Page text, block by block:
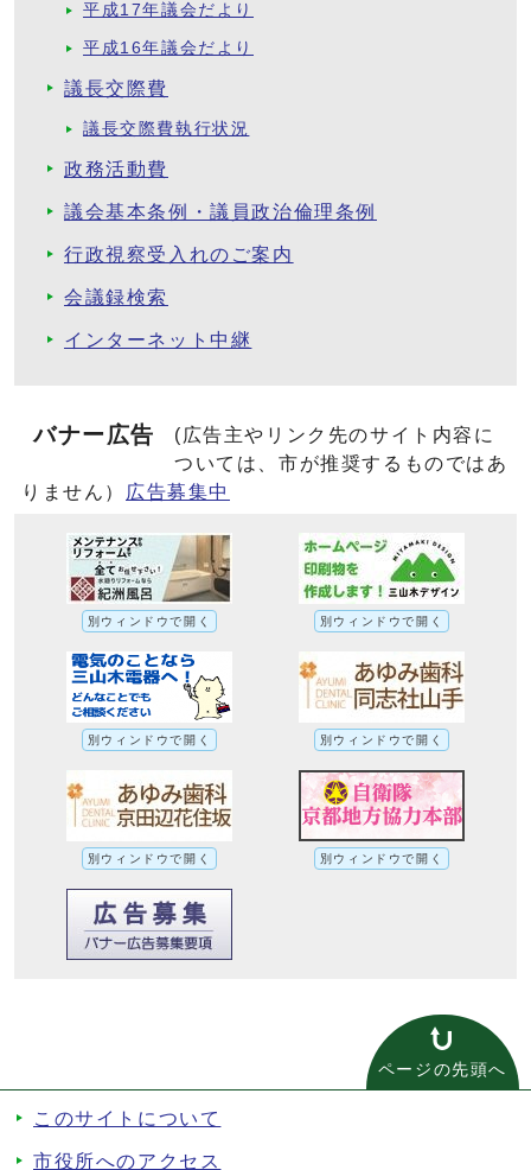
平成17年議会だより
平成16年議会だより
議長交際費
議長交際費執行状況
政務活動費
議会基本条例・議員政治倫理条例
行政視察受入れのご案内
会議録検索
インターネット中継
バナー広告
(広告主やリンク先のサイト内容に
ついては、市が推奨するものではあ
りません）
広告募集中
別ウィンドウで開く 別ウィンドウで開く
別ウィンドウで開く 別ウィンドウで開く
別ウィンドウで開く 別ウィンドウで開く
ページの先頭へ
このサイトについて
市役所へのアクセス